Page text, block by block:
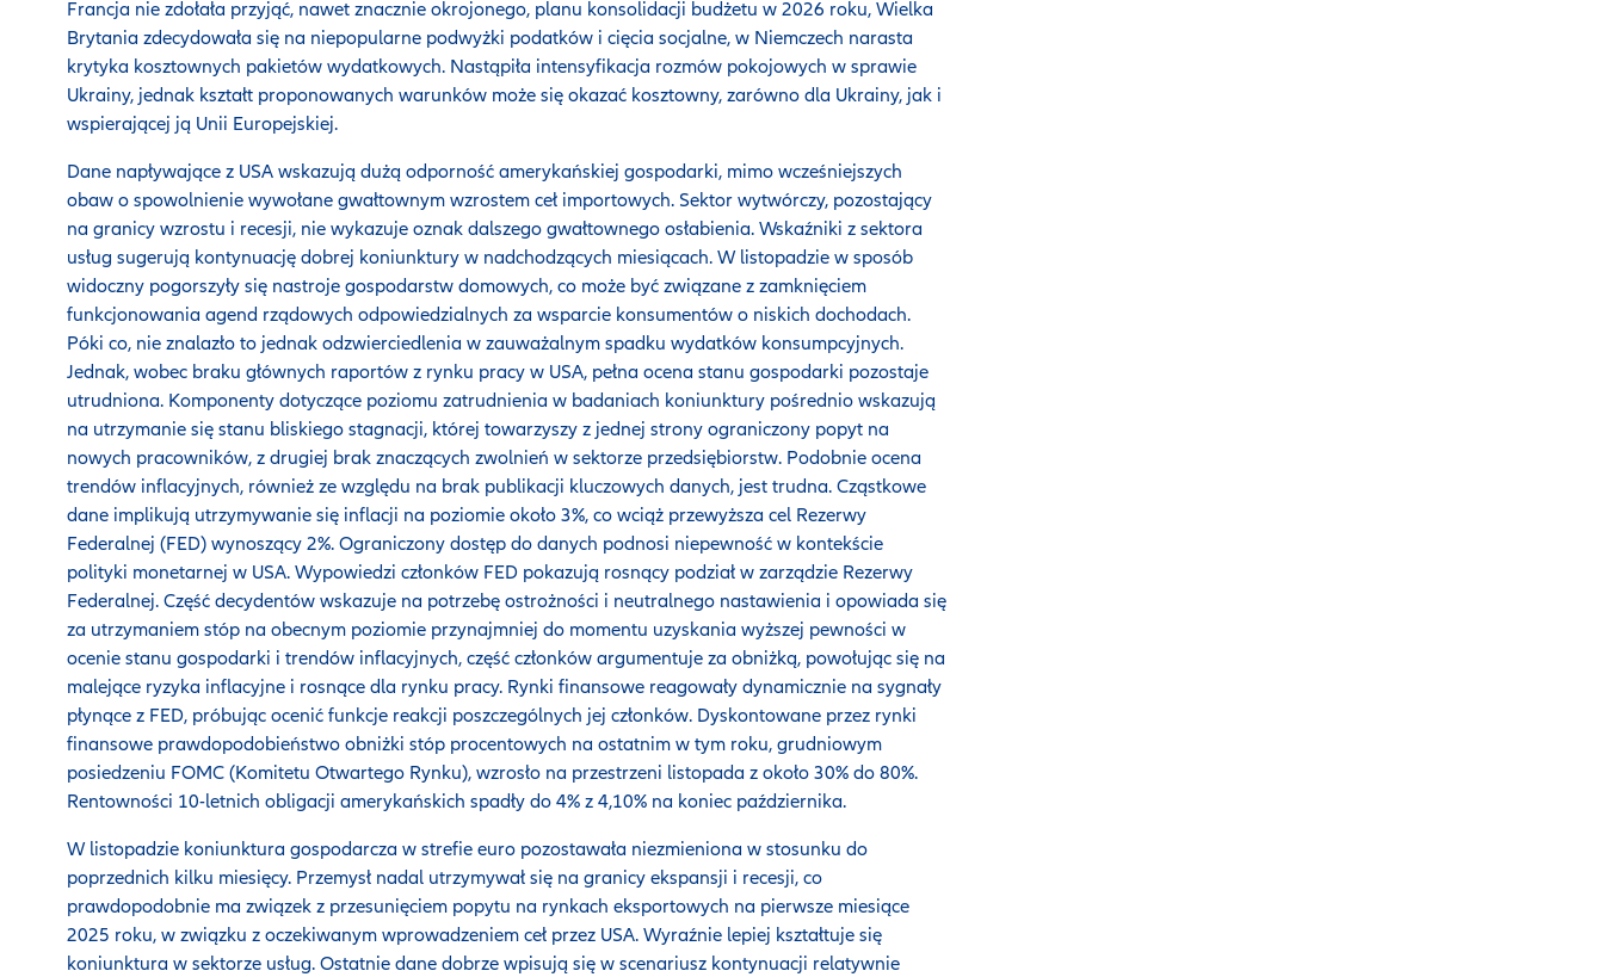
Francja nie zdołała przyjąć, nawet znacznie okrojonego, planu konsolidacji budżetu w 2026 roku, Wielka
Brytania zdecydowała się na niepopularne podwyżki podatków i cięcia socjalne, w Niemczech narasta
krytyka kosztownych pakietów wydatkowych. Nastąpiła intensyfikacja rozmów pokojowych w sprawie
Ukrainy, jednak kształt proponowanych warunków może się okazać kosztowny, zarówno dla Ukrainy, jak i
wspierającej ją Unii Europejskiej.
Dane napływające z USA wskazują dużą odporność amerykańskiej gospodarki, mimo wcześniejszych
obaw o spowolnienie wywołane gwałtownym wzrostem ceł importowych. Sektor wytwórczy, pozostający
na granicy wzrostu i recesji, nie wykazuje oznak dalszego gwałtownego osłabienia. Wskaźniki z sektora
usług sugerują kontynuację dobrej koniunktury w nadchodzących miesiącach. W listopadzie w sposób
widoczny pogorszyły się nastroje gospodarstw domowych, co może być związane z zamknięciem
funkcjonowania agend rządowych odpowiedzialnych za wsparcie konsumentów o niskich dochodach.
Póki co, nie znalazło to jednak odzwierciedlenia w zauważalnym spadku wydatków konsumpcyjnych.
Jednak, wobec braku głównych raportów z rynku pracy w USA, pełna ocena stanu gospodarki pozostaje
utrudniona. Komponenty dotyczące poziomu zatrudnienia w badaniach koniunktury pośrednio wskazują
na utrzymanie się stanu bliskiego stagnacji, której towarzyszy z jednej strony ograniczony popyt na
nowych pracowników, z drugiej brak znaczących zwolnień w sektorze przedsiębiorstw. Podobnie ocena
trendów inflacyjnych, również ze względu na brak publikacji kluczowych danych, jest trudna. Cząstkowe
dane implikują utrzymywanie się inflacji na poziomie około 3%, co wciąż przewyższa cel Rezerwy
Federalnej (FED) wynoszący 2%. Ograniczony dostęp do danych podnosi niepewność w kontekście
polityki monetarnej w USA. Wypowiedzi członków FED pokazują rosnący podział w zarządzie Rezerwy
Federalnej. Część decydentów wskazuje na potrzebę ostrożności i neutralnego nastawienia i opowiada się
za utrzymaniem stóp na obecnym poziomie przynajmniej do momentu uzyskania wyższej pewności w
ocenie stanu gospodarki i trendów inflacyjnych, część członków argumentuje za obniżką, powołując się na
malejące ryzyka inflacyjne i rosnące dla rynku pracy. Rynki finansowe reagowały dynamicznie na sygnały
płynące z FED, próbując ocenić funkcje reakcji poszczególnych jej członków. Dyskontowane przez rynki
finansowe prawdopodobieństwo obniżki stóp procentowych na ostatnim w tym roku, grudniowym
posiedzeniu FOMC (Komitetu Otwartego Rynku), wzrosło na przestrzeni listopada z około 30% do 80%.
Rentowności 10-letnich obligacji amerykańskich spadły do 4% z 4,10% na koniec października.
W listopadzie koniunktura gospodarcza w strefie euro pozostawała niezmieniona w stosunku do
poprzednich kilku miesięcy. Przemysł nadal utrzymywał się na granicy ekspansji i recesji, co
prawdopodobnie ma związek z przesunięciem popytu na rynkach eksportowych na pierwsze miesiące
2025 roku, w związku z oczekiwanym wprowadzeniem ceł przez USA. Wyraźnie lepiej kształtuje się
koniunktura w sektorze usług. Ostatnie dane dobrze wpisują się w scenariusz kontynuacji relatywnie